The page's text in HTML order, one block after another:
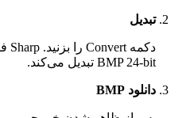
تبدیل
BMP 24-bit تبدیل می‌کند.
دانلود BMP